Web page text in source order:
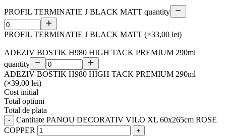
PROFIL TERMINATIE J BLACK MATT quantity
PROFIL TERMINATIE J BLACK MATT (×33,00 lei)
ADEZIV BOSTIK H980 HIGH TACK PREMIUM 290ml
quantity
ADEZIV BOSTIK H980 HIGH TACK PREMIUM 290ml
(×39,00 lei)
Cost initial
Total optiuni
Total de plata
Cantitate PANOU DECORATIV VILO XL 60x265cm ROSE
COPPER